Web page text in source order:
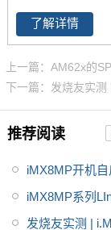
持双千兆网口，
劲最高运行速率可
X 8M Plus系列专
视觉、高级多媒体
靠性的工业自动化
智慧家庭、楼宇、
板提供用户手册，
图，引脚定义等。
了解详情
上一篇：AM62x的
下一篇：发烧友实
推荐阅读
iMX8MP开机
iMX8MP系列
发烧友实测 |